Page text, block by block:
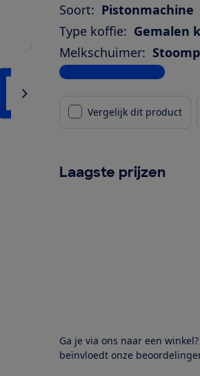
Soort: Pistonmachine
Type koffie: Gemalen
Melkschuimer:
Bekijk alle specificaties
Vergelijk dit product
Laagste prijzen
Ga je via ons naar een
beïnvloedt onze